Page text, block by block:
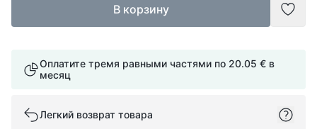
В корзину
Оплатите тремя равными частями по 20.05 € в
месяц
Легкий возврат товара